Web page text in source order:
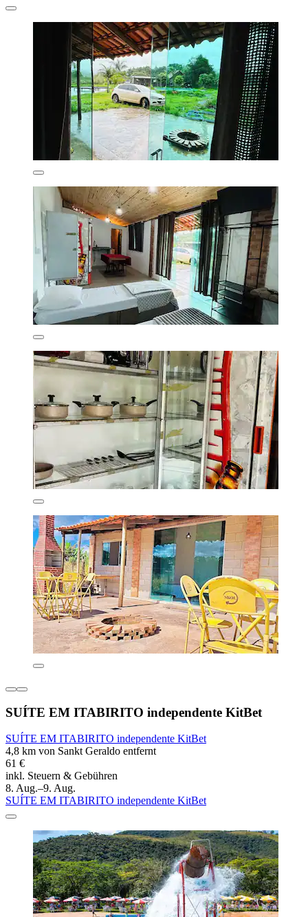
SUÍTE EM ITABIRITO independente KitBet
SUÍTE EM ITABIRITO independente KitBet
4,8 km von Sankt Geraldo entfernt
61 €
inkl. Steuern & Gebühren
8. Aug.–9. Aug.
SUÍTE EM ITABIRITO independente KitBet